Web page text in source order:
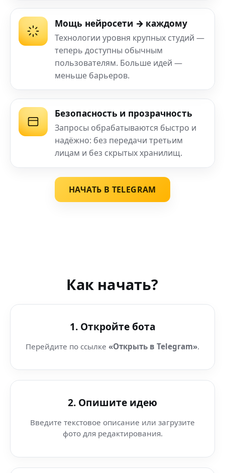
Мощь нейросети → каждому
Технологии уровня крупных студий —
теперь доступны обычным
пользователям. Больше идей —
меньше барьеров.
Безопасность и прозрачность
Запросы обрабатываются быстро и
надёжно: без передачи третьим
лицам и без скрытых хранилищ.
НАЧАТЬ В TELEGRAM
Как начать?
1. Откройте бота
Перейдите по ссылке «Открыть в Telegram».
2. Опишите идею
Введите текстовое описание или загрузите
фото для редактирования.